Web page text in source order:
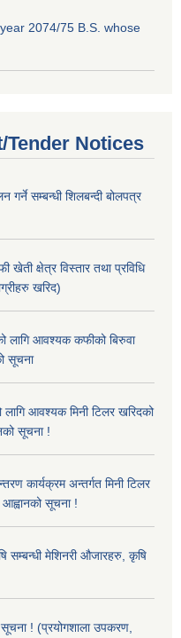
2074/75 B.S. whose
Notices
गर्ने सम्बन्धी शिलबन्दी बोलपत्र
क्षेत्र विस्तार तथा प्रविधि
खरिद)
लागि आवश्यक कफीको बिरुवा
सूचना
आवश्यक मिनी टिलर खरिदको
सूचना !
कार्यक्रम अन्तर्गत मिनी टिलर
सूचना !
सम्बन्धी मेशिनरी औजारहरु, कृषि
! (प्रयोगशाला उपकरण,